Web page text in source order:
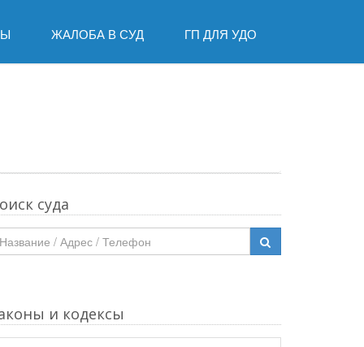
ЖАЛОБА В СУД ГП ДЛЯ УДО
суда
и кодексы